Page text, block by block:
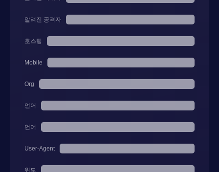
알려진 공격자
호스팅
Mobile
Org
언어
언어
User-Agent
위도